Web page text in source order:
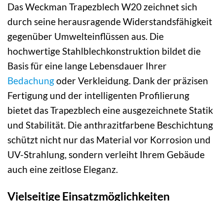
Das Weckman Trapezblech W20 zeichnet sich
durch seine herausragende Widerstandsfähigkeit
gegenüber Umwelteinflüssen aus. Die
hochwertige Stahlblechkonstruktion bildet die
Basis für eine lange Lebensdauer Ihrer
Bedachungoder Verkleidung. Dank der präzisen
Fertigung und der intelligenten Profilierung
bietet das Trapezblech eine ausgezeichnete Statik
und Stabilität. Die anthrazitfarbene Beschichtung
schützt nicht nur das Material vor Korrosion und
UV-Strahlung, sondern verleiht Ihrem Gebäude
auch eine zeitlose Eleganz.
Vielseitige Einsatzmöglichkeiten